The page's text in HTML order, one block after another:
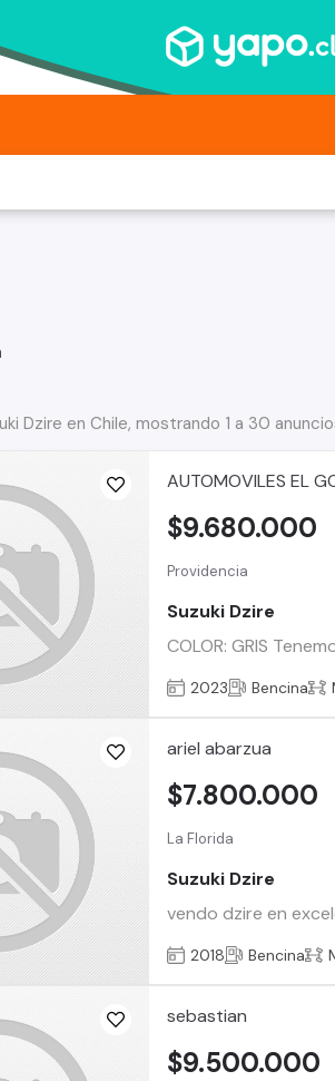
Dzire en Chile, mostrando 1 a 30
AUTOMOVILES EL
Providencia
Suzuki Dzire
COLOR: GRIS
$9.680.000
2023 Bencina
ariel abarzua
La Florida
Suzuki Dzire
vendo dzire en
$7.800.000
2018 Bencina
sebastian
$9.500.000